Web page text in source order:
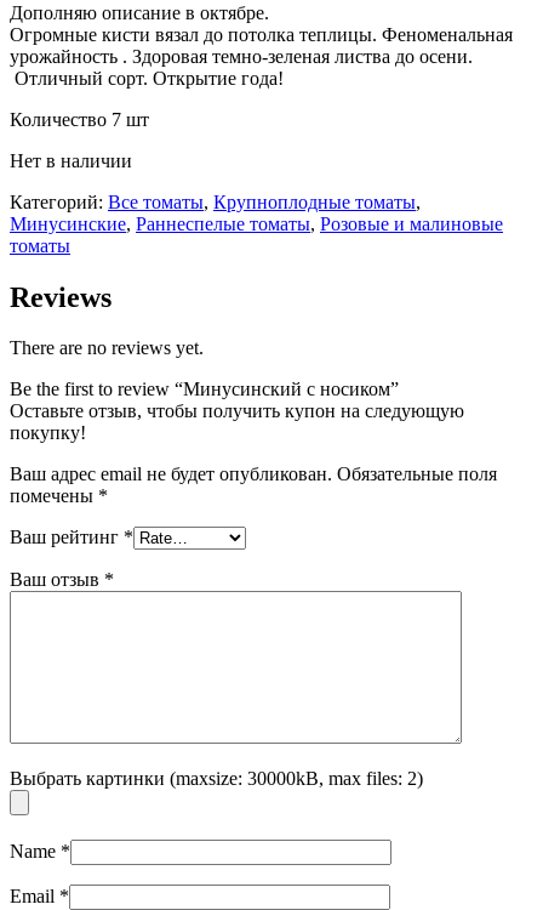
Дополняю описание в октябре.
Огромные кисти вязал до потолка теплицы. Феноменальная
урожайность . Здоровая темно-зеленая листва до осени.
Отличный сорт. Открытие года!
Количество 7 шт
Нет в наличии
Категорий: Все томаты, Крупноплодные томаты,
Минусинские, Раннеспелые томаты, Розовые и малиновые
томаты
Reviews
There are no reviews yet.
Be the first to review “Минусинский с носиком”
Оставьте отзыв, чтобы получить купон на следующую
покупку!
Ваш адрес email не будет опубликован. Обязательные поля
помечены *
Ваш рейтинг *
Ваш отзыв *
Выбрать картинки (maxsize: 30000kB, max files: 2)
Name *
Email *